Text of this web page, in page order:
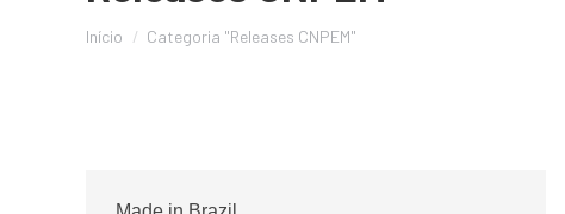
Início Categoria "Releases CNPEM"